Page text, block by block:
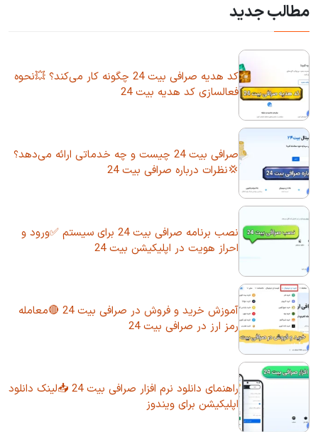
مطالب جدید
کد هدیه صرافی بیت 24 چگونه کار می‌کند؟ 💥نحوه
فعالسازی کد هدیه بیت 24
صرافی بیت 24 چیست و چه خدماتی ارائه می‌دهد؟
💢نظرات درباره صرافی بیت 24
نصب برنامه صرافی بیت 24 برای سیستم ✅ورود و
احراز هویت در اپلیکیشن بیت 24
آموزش خرید و فروش در صرافی بیت 24 🔴معامله
رمز ارز در صرافی بیت 24
راهنمای دانلود نرم افزار صرافی بیت 24 📥لینک دانلود
اپلیکیشن برای ویندوز